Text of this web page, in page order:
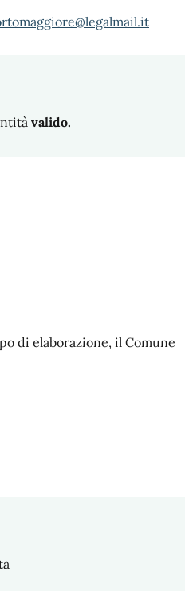
valido.
di elaborazione, il Comune